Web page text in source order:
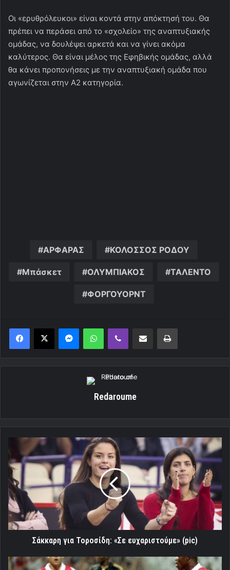
Οι «ερυθρόλευκοι» είναι κοντά στην απόκτησή του. Θα
πρέπει να περάσει από το «σχολείο» της αναπτυξιακής
ομάδας, να δουλέψει αρκετά και να γίνει ακόμα
καλύτερος. Θα είναι μέλος της Εφηβικής ομάδας, αλλά
θα κάνει προπονήσεις με την αναπτυξιακή ομάδα που
αγωνίζεται στην Α2 κατηγορία.
ΑΡΦΑΡΑΣ ΚΟΛΟΣΣΟΣ ΡΟΔΟΥ
Μπάσκετ ΟΛΥΜΠΙΑΚΟΣ ΤΑΛΕΝΤΟ
ΦΟΡΓΟΥΟΡΝΤ
MessengerWhatsAppViber Κοινοποίηση μέσω ηλεκτρονικού ταχυδρομείουΕκτύπωση
Redaroume
Σάκκαρη
για
Τοροσίδη:
«Σε
ευχαριστούμε»
(pic)
Σάκκαρη για Τοροσίδη: «Σε ευχαριστούμε» (pic)
H